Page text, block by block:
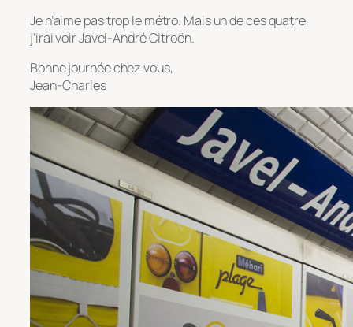
Je n’aime pas trop le métro. Mais un de ces quatre,
j’irai voir Javel-André Citroën.
Bonne journée chez vous,
Jean-Charles